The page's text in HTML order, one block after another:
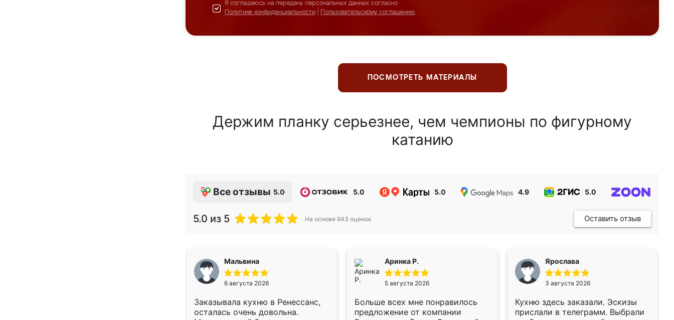
Я соглашаюсь на передачу персональных данных согласно
Политике конфиденциальности
Пользовательскому соглашению
ПОСМОТРЕТЬ МАТЕРИАЛЫ
Держим планку серьезнее, чем чемпионы по фигурному
катанию
Все отзывы 5.0 5.0 5.0 4.9 5.0
5.0 из 5 На основе 943 оценок Оставить отзыв
Мальвина
6 августа 2026
Заказывала кухню в Ренессанс,
осталась очень довольна.
Аринка Р.
5 августа 2026
Больше всех мне понравилось
предложение от компании
Ярослава
3 августа 2026
Кухню здесь заказали. Эскизы
прислали в телеграмм. Выбрали